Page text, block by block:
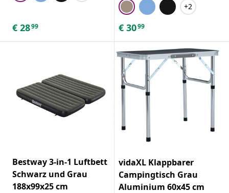
€ 2899
+2
€ 3099
Bestway 3-in-1 Luftbett
Schwarz und Grau
188x99x25 cm
vidaXL Klappbarer
Campingtisch Grau
Aluminium 60x45 cm